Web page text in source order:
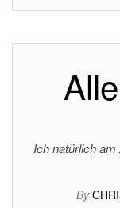
Ich natürlich
By